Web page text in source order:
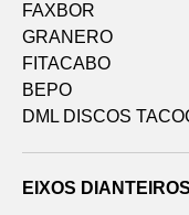
FAXBOR
GRANERO
FITACABO
BEPO
DML DISCOS
EIXOS